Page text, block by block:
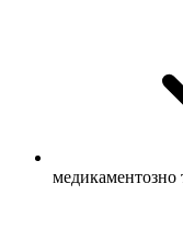
медикаментозно